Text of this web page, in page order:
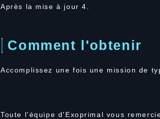
Après la mise à jour 4.
Comment l'obtenir
Accomplissez une fois une mission de
Toute l'équipe d'Exoprimal vous